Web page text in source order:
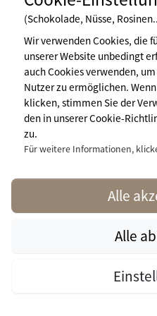
prüfen
weitere Schlafgelegenheiten: 1
Küche: 1
Badezimmer: 1
WC: 1
Terrasse: 1
(Schokolade, Nüsse,
Wir verwenden Cookies, die
unserer Website unbedingt
auch Cookies verwenden,
Nutzer zu ermöglichen.
klicken, stimmen Sie der
den in unserer Cookie-
zu.
Für weitere Informationen,
Alle
Alle